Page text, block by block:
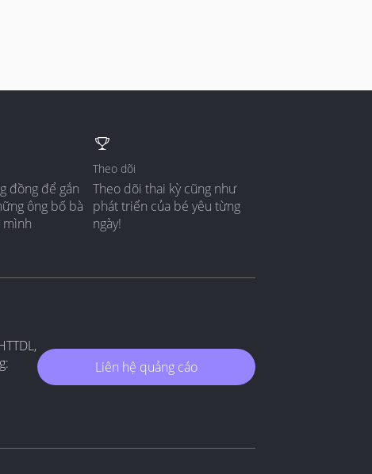
đồng để gắn
ông bố bà
mình
Theo dõi
Theo dõi thai kỳ cũng như
phát triển của bé yêu từng
ngày!
Liên hệ quảng cáo